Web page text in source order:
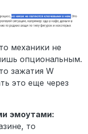
механики не
опциональным.
зажатия W
это еще через
эмоутами:
то